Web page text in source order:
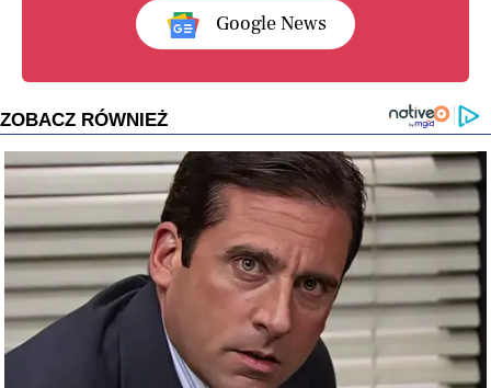
Google News
ZOBACZ RÓWNIEŻ